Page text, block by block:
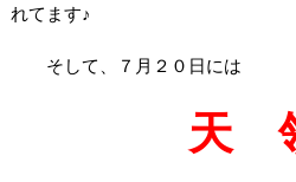
れてます♪
そして、７月２０日には
天